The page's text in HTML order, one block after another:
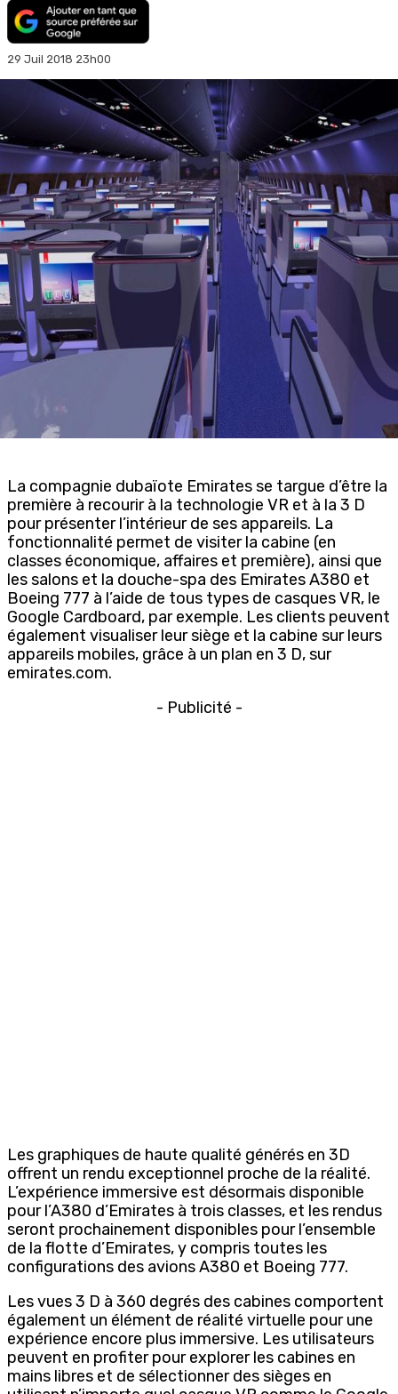
29 Juil 2018 23h00
La compagnie dubaïote Emirates se targue d’être la
première à recourir à la technologie VR et à la 3 D
pour présenter l’intérieur de ses appareils. La
fonctionnalité permet de visiter la cabine (en
classes économique, affaires et première), ainsi que
les salons et la douche-spa des Emirates A380 et
Boeing 777 à l’aide de tous types de casques VR, le
Google Cardboard, par exemple. Les clients peuvent
également visualiser leur siège et la cabine sur leurs
appareils mobiles, grâce à un plan en 3 D, sur
emirates.com.
- Publicité -
Les graphiques de haute qualité générés en 3D
offrent un rendu exceptionnel proche de la réalité.
L’expérience immersive est désormais disponible
pour l’A380 d’Emirates à trois classes, et les rendus
seront prochainement disponibles pour l’ensemble
de la flotte d’Emirates, y compris toutes les
configurations des avions A380 et Boeing 777.
Les vues 3 D à 360 degrés des cabines comportent
également un élément de réalité virtuelle pour une
expérience encore plus immersive. Les utilisateurs
peuvent en profiter pour explorer les cabines en
mains libres et de sélectionner des sièges en